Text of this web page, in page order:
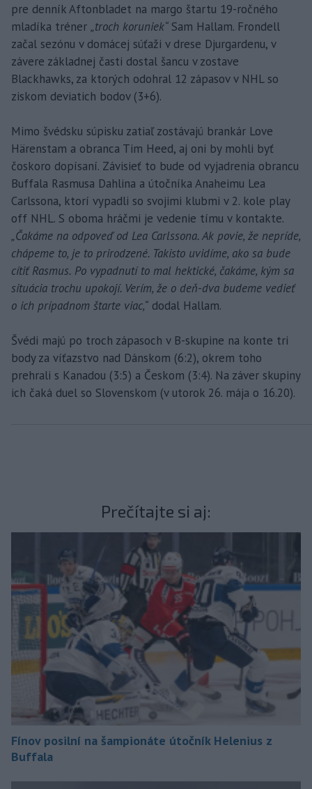
pre denník Aftonbladet na margo štartu 19-ročného
mladíka tréner „troch koruniek“ Sam Hallam. Frondell
začal sezónu v domácej súťaži v drese Djurgardenu, v
závere základnej časti dostal šancu v zostave
Blackhawks, za ktorých odohral 12 zápasov v NHL so
ziskom deviatich bodov (3+6).
Mimo švédsku súpisku zatiaľ zostávajú brankár Love
Härenstam a obranca Tim Heed, aj oni by mohli byť
čoskoro dopísaní. Závisieť to bude od vyjadrenia obrancu
Buffala Rasmusa Dahlina a útočníka Anaheimu Lea
Carlssona, ktorí vypadli so svojimi klubmi v 2. kole play
off NHL. S oboma hráčmi je vedenie tímu v kontakte.
„Čakáme na odpoveď od Lea Carlssona. Ak povie, že nepríde,
chápeme to, je to prirodzené. Takisto uvidíme, ako sa bude
cítiť Rasmus. Po vypadnutí to mal hektické, čakáme, kým sa
situácia trochu upokojí. Verím, že o deň-dva budeme vedieť
o ich prípadnom štarte viac,“ dodal Hallam.
Švédi majú po troch zápasoch v B-skupine na konte tri
body za víťazstvo nad Dánskom (6:2), okrem toho
prehrali s Kanadou (3:5) a Českom (3:4). Na záver skupiny
ich čaká duel so Slovenskom (v utorok 26. mája o 16.20).
Prečítajte si aj:
Fínov posilní na šampionáte útočník Helenius z
Buffala